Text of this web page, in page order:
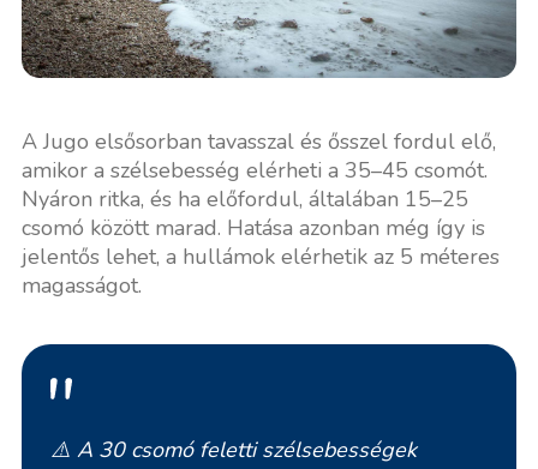
A Jugo elsősorban tavasszal és ősszel fordul elő,
amikor a szélsebesség elérheti a 35–45 csomót.
Nyáron ritka, és ha előfordul, általában 15–25
csomó között marad. Hatása azonban még így is
jelentős lehet, a hullámok elérhetik az 5 méteres
magasságot.
⚠️ A 30 csomó feletti szélsebességek